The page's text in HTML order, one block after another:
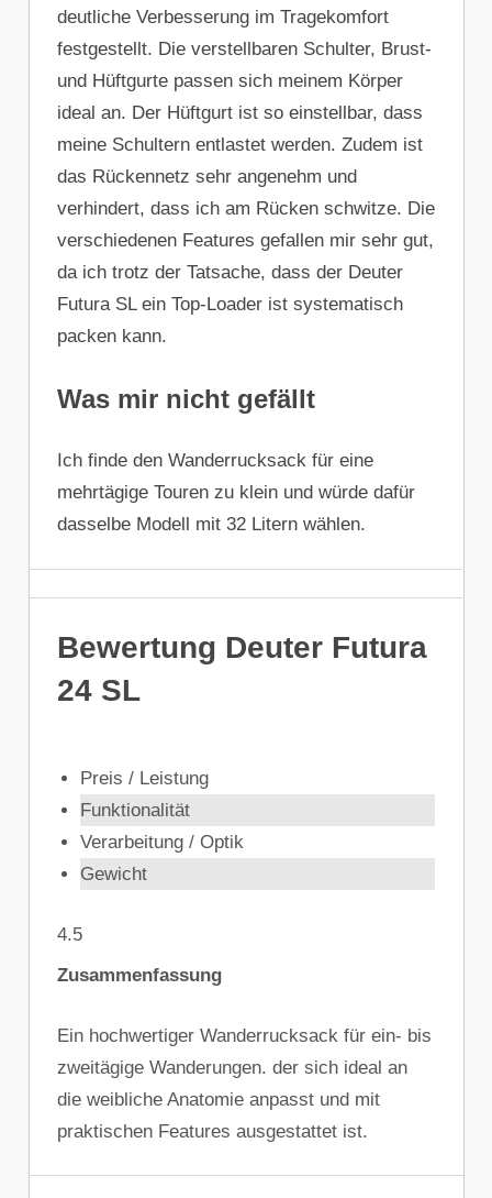
deutliche Verbesserung im Tragekomfort
festgestellt. Die verstellbaren Schulter, Brust-
und Hüftgurte passen sich meinem Körper
ideal an. Der Hüftgurt ist so einstellbar, dass
meine Schultern entlastet werden. Zudem ist
das Rückennetz sehr angenehm und
verhindert, dass ich am Rücken schwitze. Die
verschiedenen Features gefallen mir sehr gut,
da ich trotz der Tatsache, dass der Deuter
Futura SL ein Top-Loader ist systematisch
packen kann.
Was mir nicht gefällt
Ich finde den Wanderrucksack für eine
mehrtägige Touren zu klein und würde dafür
dasselbe Modell mit 32 Litern wählen.
Bewertung Deuter Futura
24 SL
Preis / Leistung
Funktionalität
Verarbeitung / Optik
Gewicht
4.5
Zusammenfassung
Ein hochwertiger Wanderrucksack für ein- bis
zweitägige Wanderungen. der sich ideal an
die weibliche Anatomie anpasst und mit
praktischen Features ausgestattet ist.